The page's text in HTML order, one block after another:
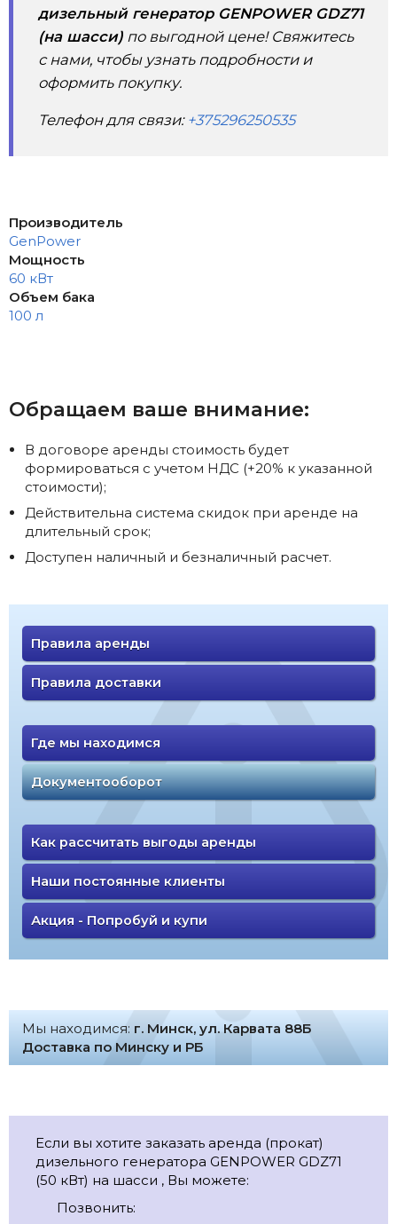
дизельный генератор GENPOWER GDZ71
(на шасси)по выгодной цене! Свяжитесь
с нами, чтобы узнать подробности и
оформить покупку.
Телефон для связи: +375296250535
Производитель
GenPower
Мощность
60 кВт
Объем бака
100 л
Обращаем ваше внимание:
В договоре аренды стоимость будет
формироваться с учетом НДС (+20% к указанной
стоимости);
Действительна система скидок при аренде на
длительный срок;
Доступен наличный и безналичный расчет.
Правила аренды
Правила доставки
Где мы находимся
Документооборот
Как рассчитать выгоды аренды
Наши постоянные клиенты
Акция - Попробуй и купи
Мы находимся: г. Минск, ул. Карвата 88Б
Доставка по Минску и РБ
Если вы хотите заказать аренда (прокат)
дизельного генератора GENPOWER GDZ71
(50 кВт) на шасси , Вы можете:
Позвонить: